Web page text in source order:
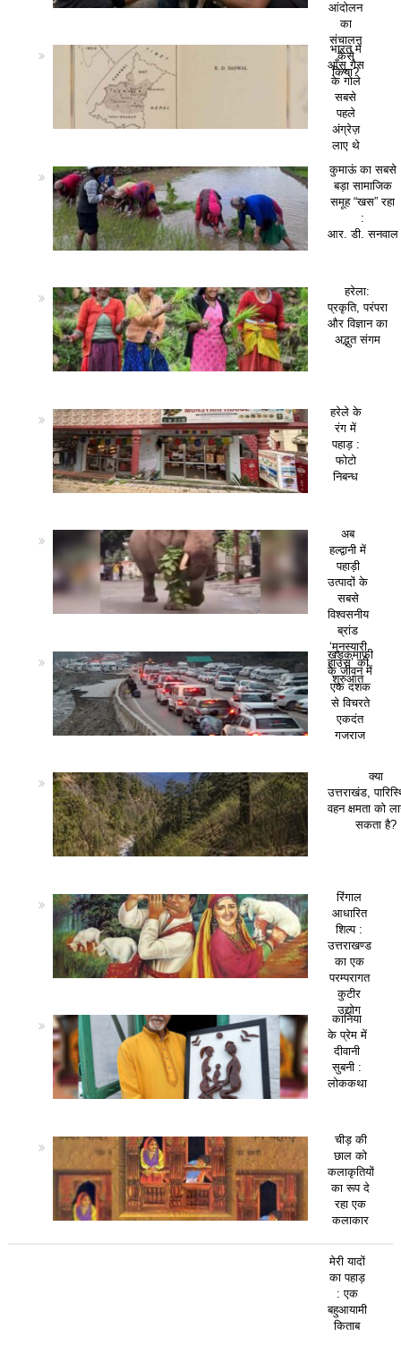
आंदोलन
का
संचालन
कैसे
किया?
भारत में
आँसू गैस
के गोले
सबसे
पहले
अंग्रेज़
लाए थे
कुमाऊं का सबसे
बड़ा सामाजिक
समूह “खस” रहा
:
आर. डी. सनवाल
हरेला:
प्रकृति, परंपरा
और विज्ञान का
अद्भुत संगम
हरेले के
रंग में
पहाड़ :
फोटो
निबन्ध
अब
हल्द्वानी में
पहाड़ी
उत्पादों के
सबसे
विश्वसनीय
ब्रांड
‘मुनस्यारी
हाउस’ की
शुरुआत
खड़कमाफी
के जीवन में
एक दशक
से विचरते
एकदंत
गजराज
क्या
उत्तराखंड,
वहन क्षमता को
सकता है?
रिंगाल
आधारित
शिल्प :
उत्तराखण्ड
का एक
परम्परागत
कुटीर
उद्योग
कानिया
के प्रेम में
दीवानी
सुबनी :
लोककथा
चीड़ की
छाल को
कलाकृतियों
का रूप दे
रहा एक
कलाकार
मेरी यादों
का पहाड़
: एक
बहुआयामी
किताब